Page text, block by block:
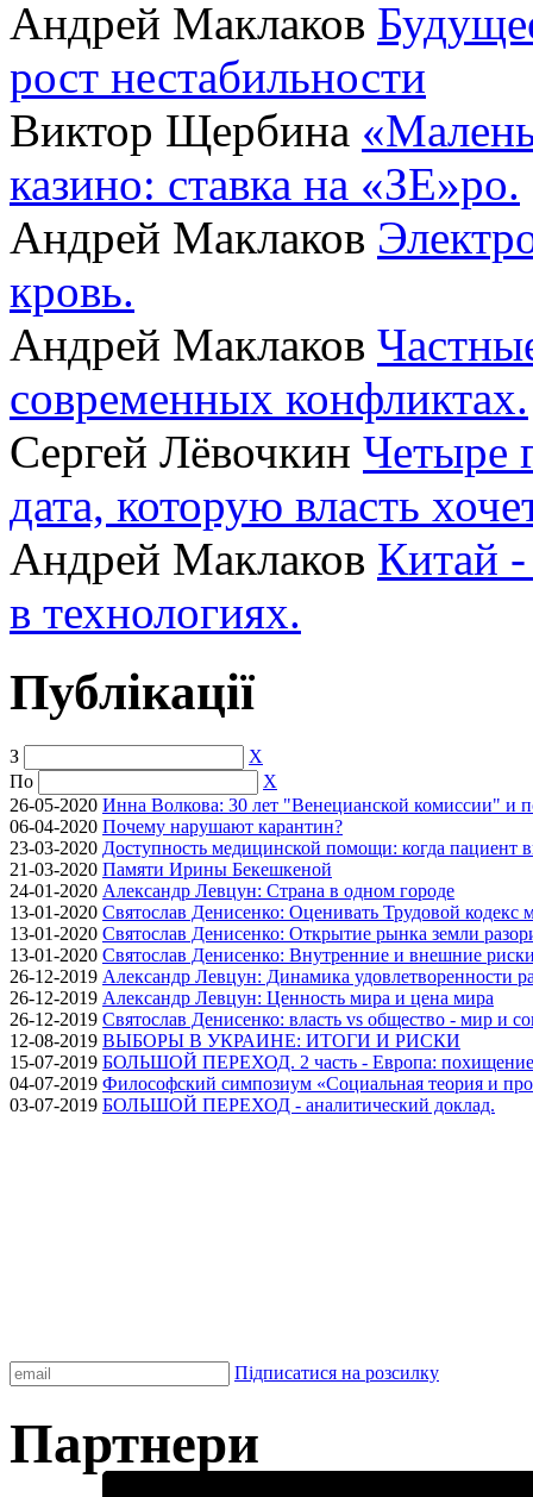
Андрей Маклаков
рост нестабильности
Виктор Щербина
казино: ставка на «ЗЕ»ро.
Андрей Маклаков
кровь.
Андрей Маклаков
современных конфликтах.
Сергей Лёвочкин Четыре
дата, которую власть
Андрей Маклаков Китай
в технологиях.
Публікації
З
X
По
X
26-05-2020 Инна Волкова: 30 лет "Венецианской комиссии" и
06-04-2020 Почему нарушают карантин?
23-03-2020 Доступность медицинской помощи: когда пациент
21-03-2020 Памяти Ирины Бекешкеной
24-01-2020 Александр Левцун: Страна в одном городе
13-01-2020 Святослав Денисенко: Оценивать Трудовой кодекс
13-01-2020 Святослав Денисенко: Открытие рынка земли
13-01-2020 Святослав Денисенко: Внутренние и внешние
26-12-2019 Александр Левцун: Динамика удовлетворенности
26-12-2019 Александр Левцун: Ценность мира и цена мира
26-12-2019 Святослав Денисенко: власть vs общество - мир и
12-08-2019 ВЫБОРЫ В УКРАИНЕ: ИТОГИ И РИСКИ
15-07-2019 БОЛЬШОЙ ПЕРЕХОД. 2 часть - Европа: похищение
04-07-2019 Философский симпозиум «Социальная теория и
03-07-2019 БОЛЬШОЙ ПЕРЕХОД - аналитический доклад.
Підписатися на розсилку
Партнери